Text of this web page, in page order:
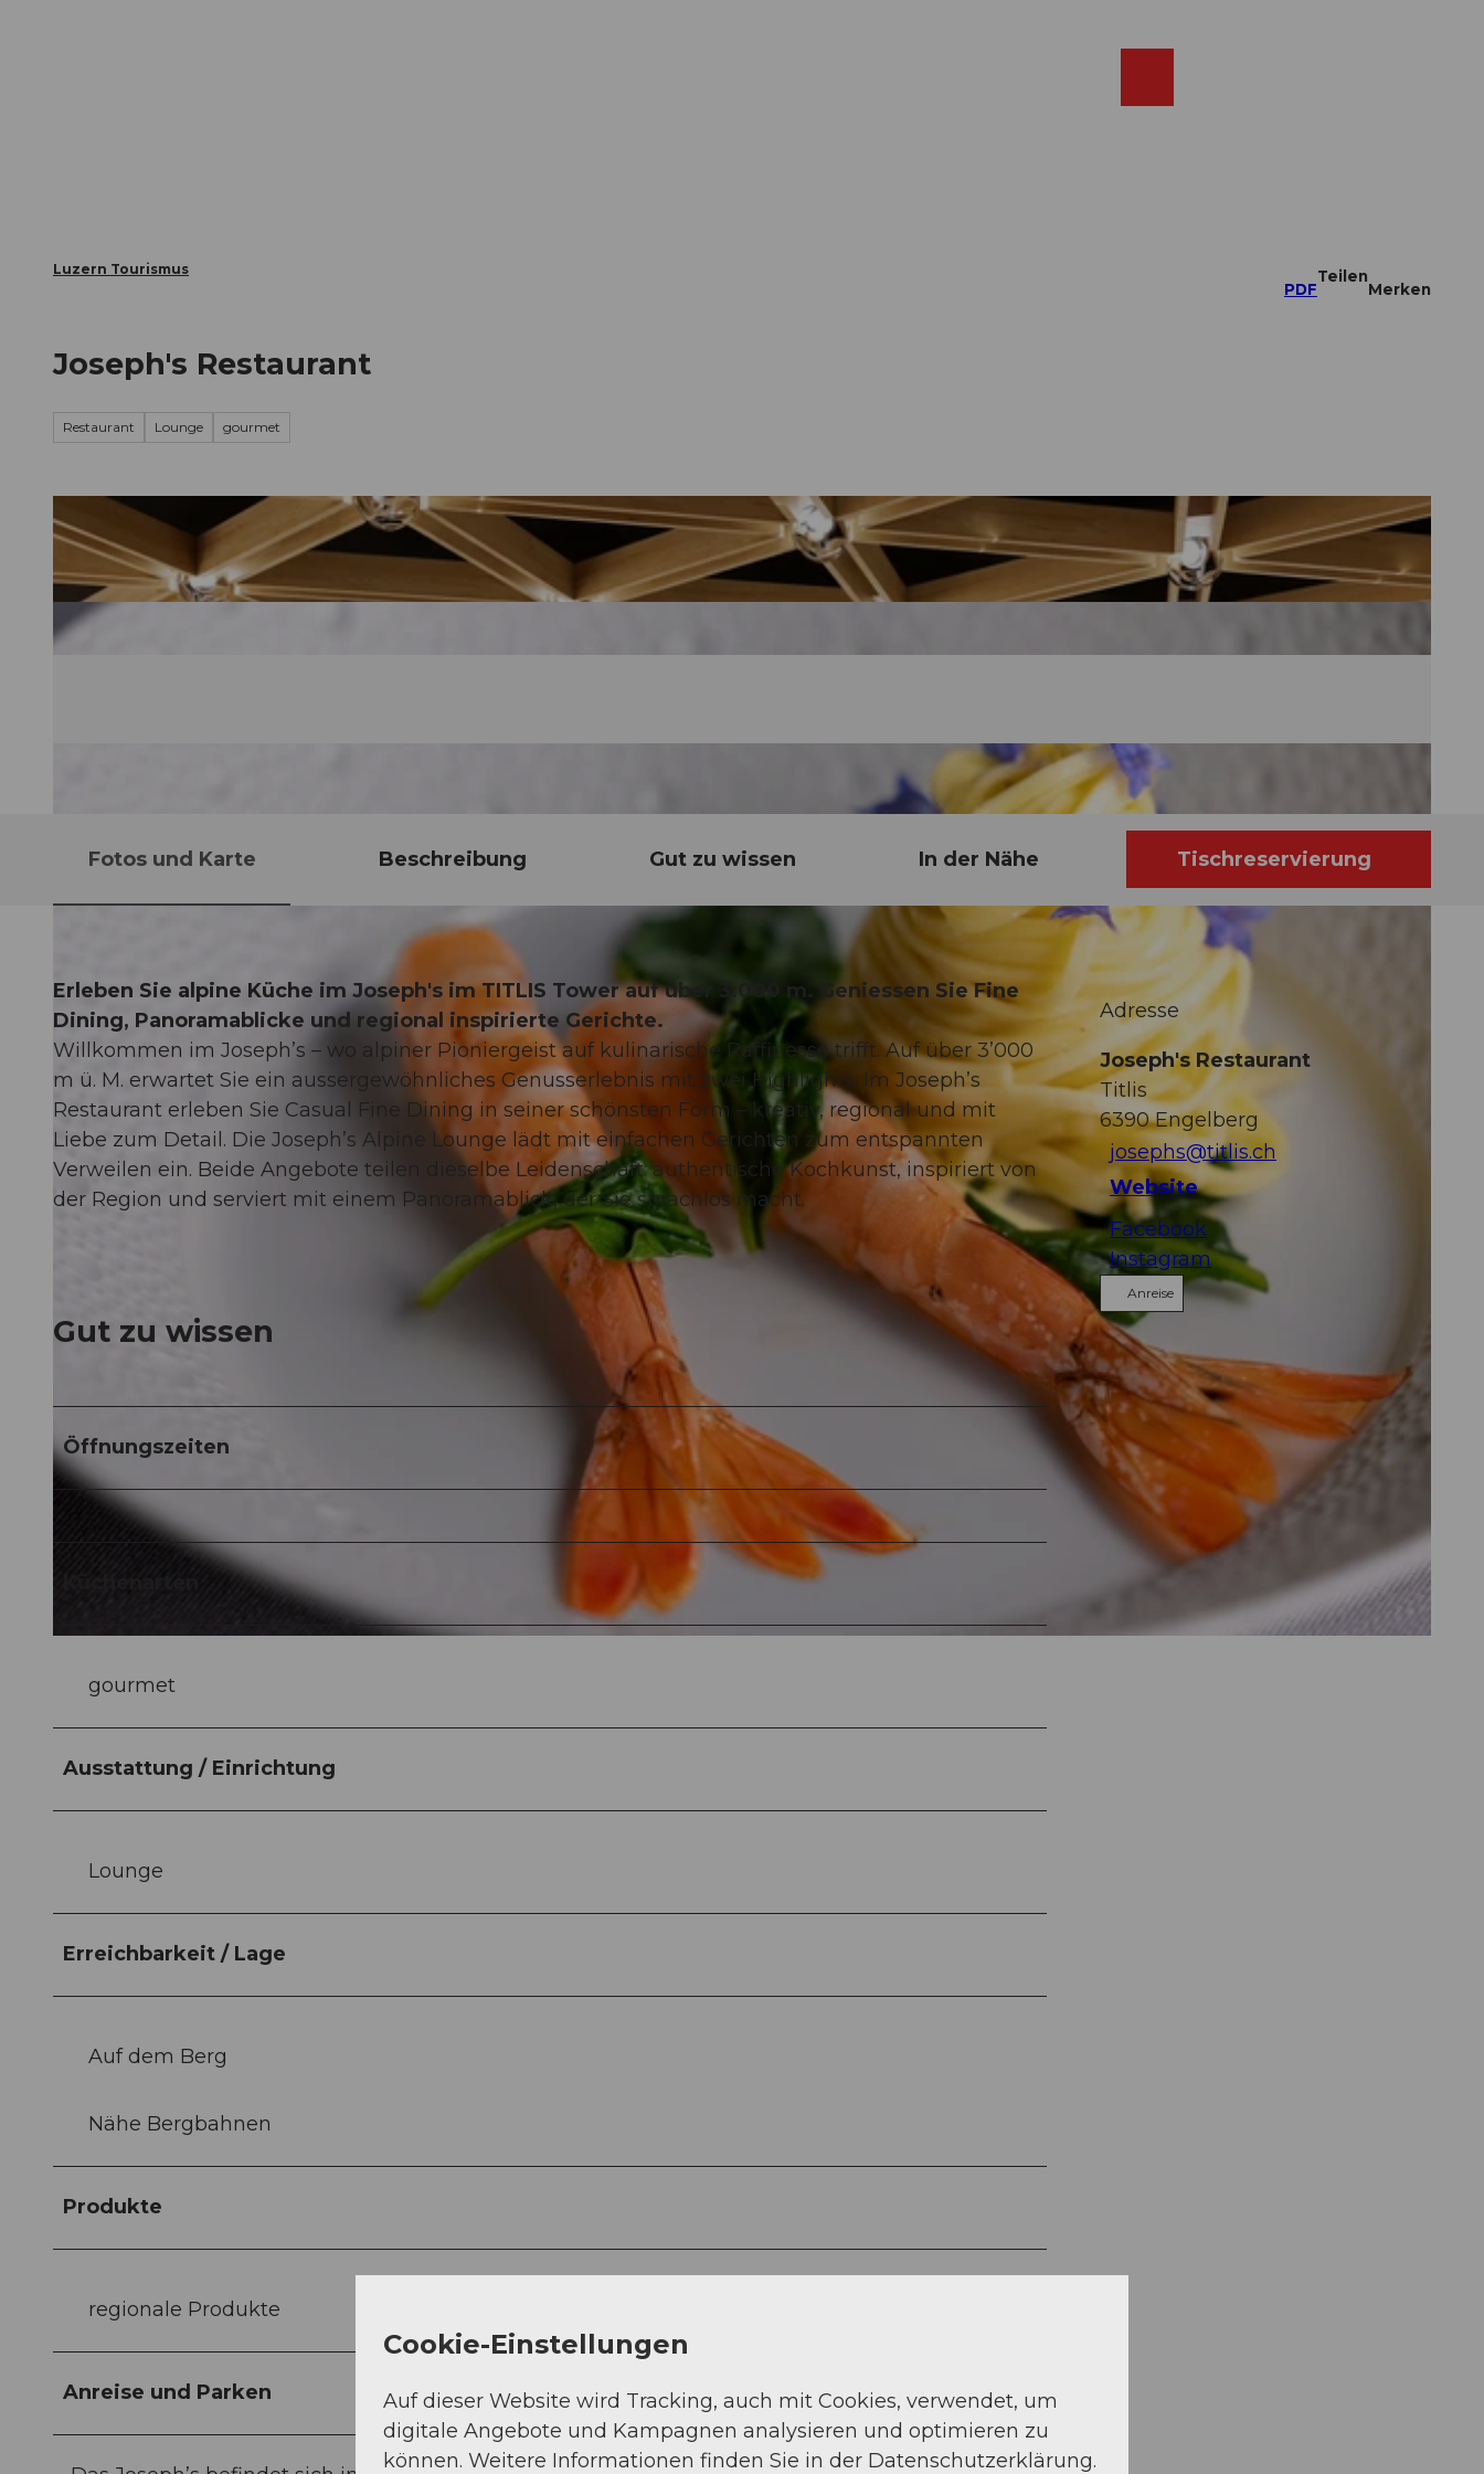
Luzern Tourismus
PDF
Teilen
Merken
Joseph's Restaurant
Restaurant Lounge gourmet
© TITLIS Bergbahnen |
Fotos und Karte Beschreibung Gut zu wissen In der Nähe Tischreservierung
Erleben Sie alpine Küche im Joseph's im TITLIS Tower auf über 3.000 m. Geniessen Sie Fine
Dining, Panoramablicke und regional inspirierte Gerichte.
Willkommen im Joseph’s – wo alpiner Pioniergeist auf kulinarische Raffinesse trifft. Auf über 3’000
m ü. M. erwartet Sie ein aussergewöhnliches Genusserlebnis mit zwei Highlights: Im Joseph’s
Restaurant erleben Sie Casual Fine Dining in seiner schönsten Form – kreativ, regional und mit
Liebe zum Detail. Die Joseph’s Alpine Lounge lädt mit einfachen Gerichten zum entspannten
Verweilen ein. Beide Angebote teilen dieselbe Leidenschaft: authentische Kochkunst, inspiriert von
der Region und serviert mit einem Panoramablick, der Sie sprachlos macht.
Gut zu wissen
Öffnungszeiten
gourmet
Ausstattung / Einrichtung
Lounge
Erreichbarkeit / Lage
Auf dem Berg
Nähe Bergbahnen
Produkte
regionale Produkte
Anreise und Parken
Adresse
Joseph's Restaurant
Titlis
6390Engelberg
josephs@titlis.ch
Website
Facebook
Instagram
Anreise
Cookie-Einstellungen
Auf dieser Website wird Tracking, auch mit Cookies, verwendet, um
digitale Angebote und Kampagnen analysieren und optimieren zu
können. Weitere Informationen finden Sie in der Datenschutzerklärung.